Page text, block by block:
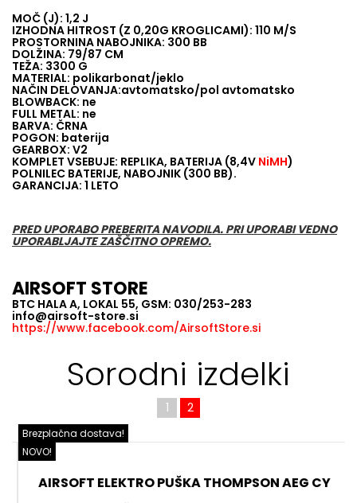
MOČ (J): 1,2 J
IZHODNA HITROST (Z 0,20G KROGLICAMI): 110 M/S
PROSTORNINA NABOJNIKA: 300 BB
DOLŽINA: 79/87 CM
TEŽA: 3300 G
MATERIAL: polikarbonat/jeklo
NAČIN DELOVANJA:avtomatsko/pol avtomatsko
BLOWBACK: ne
FULL METAL: ne
BARVA: ČRNA
POGON: baterija
GEARBOX: V2
KOMPLET VSEBUJE: REPLIKA, BATERIJA (8,4V NiMH)
POLNILEC BATERIJE, NABOJNIK (300 BB).
GARANCIJA: 1 LETO
PRED UPORABO PREBERITA NAVODILA. PRI UPORABI VEDNO
UPORABLJAJTE ZAŠČITNO OPREMO.
AIRSOFT STORE
BTC HALA A, LOKAL 55, GSM: 030/253-283
info@airsoft-store.si
https://www.facebook.com/AirsoftStore.si
Sorodni izdelki
1 2
NOVO!
Brezplačna dostava!
AIRSOFT ELEKTRO PUŠKA THOMPSON AEG CY